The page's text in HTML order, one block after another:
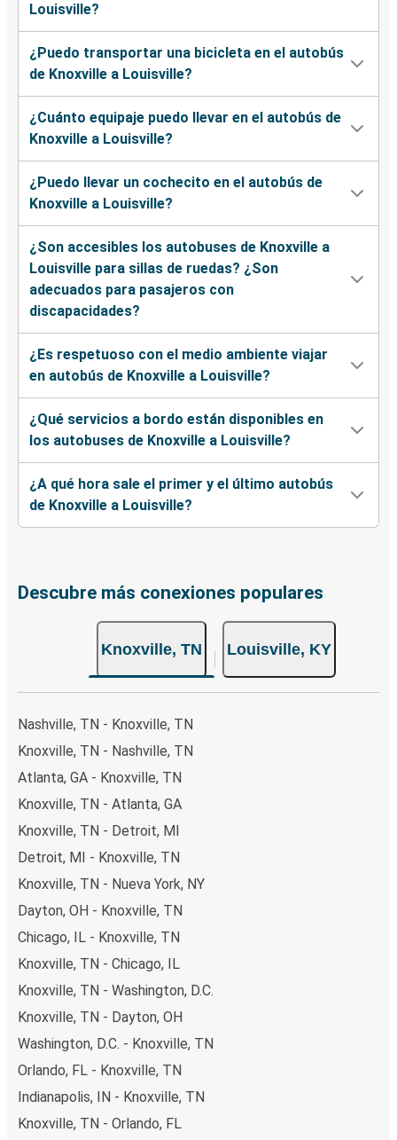
Louisville?
¿Puedo transportar una bicicleta en el autobús
de Knoxville a Louisville?
¿Cuánto equipaje puedo llevar en el autobús de
Knoxville a Louisville?
¿Puedo llevar un cochecito en el autobús de
Knoxville a Louisville?
¿Son accesibles los autobuses de Knoxville a
Louisville para sillas de ruedas? ¿Son
adecuados para pasajeros con
discapacidades?
¿Es respetuoso con el medio ambiente viajar
en autobús de Knoxville a Louisville?
¿Qué servicios a bordo están disponibles en
los autobuses de Knoxville a Louisville?
¿A qué hora sale el primer y el último autobús
de Knoxville a Louisville?
Descubre más conexiones populares
Knoxville, TN Louisville, KY
Nashville, TN - Knoxville, TN
Knoxville, TN - Nashville, TN
Atlanta, GA - Knoxville, TN
Knoxville, TN - Atlanta, GA
Knoxville, TN - Detroit, MI
Detroit, MI - Knoxville, TN
Knoxville, TN - Nueva York, NY
Dayton, OH - Knoxville, TN
Chicago, IL - Knoxville, TN
Knoxville, TN - Chicago, IL
Knoxville, TN - Washington, D.C.
Knoxville, TN - Dayton, OH
Washington, D.C. - Knoxville, TN
Orlando, FL - Knoxville, TN
Indianapolis, IN - Knoxville, TN
Knoxville, TN - Orlando, FL